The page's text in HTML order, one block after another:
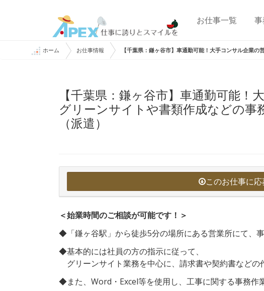
お仕事一覧
ホーム お仕事情報 【千葉県：鎌ヶ谷市】車通勤可能！大手コンサル企業
【千葉県：鎌ヶ谷市】車通勤可能！
グリーンサイトや書類作成などの事
（派遣）
このお仕事に応
＜始業時間のご相談が可能です！＞
◆「鎌ヶ谷駅」から徒歩5分の場所にある営業所にて、
◆基本的には社員の方の指示に従って、
グリーンサイト業務を中心に、請求書や契約書などの
◆また、Word・Excel等を使用し、工事に関する事務作